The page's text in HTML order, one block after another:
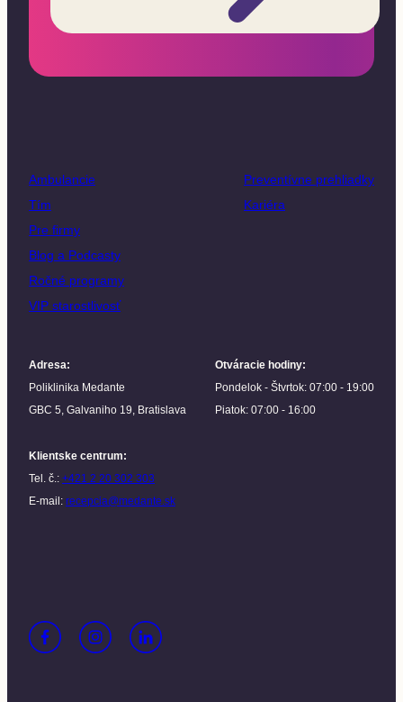
Ambulancie
Tím
Pre firmy
Blog a Podcasty
Ročné programy
VIP starostlivosť
Preventívne prehliadky
Kariéra
Adresa:
Poliklinika Medante
GBC 5, Galvaniho 19, Bratislava
Otváracie hodiny:
Pondelok - Štvrtok: 07:00 - 19:00
Piatok: 07:00 - 16:00
Klientske centrum:
Tel. č.: +421 2 20 302 303
E-mail: recepcia@medante.sk